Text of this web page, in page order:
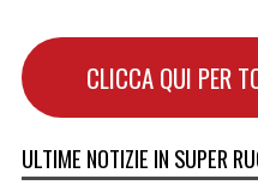
CLICCA QUI PER
ULTIME NOTIZIE IN SUPER